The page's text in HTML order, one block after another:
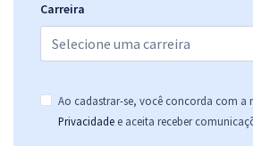
Carreira
Ao cadastrar-se, você concorda com a
Privacidade e aceita receber